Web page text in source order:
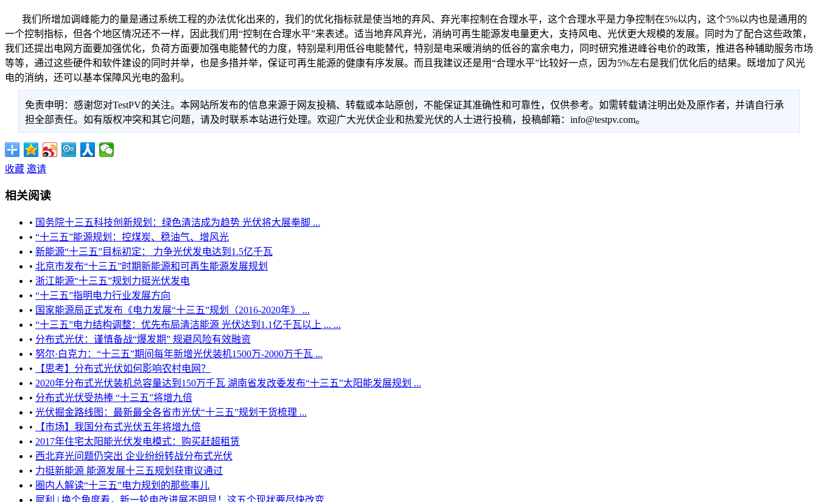
我们所增加调峰能力的量是通过系统工程的办法优化出来的，我们的优化指标就是使当地的弃风、弃光率控制在合理水平，这个合理水平是力争控制在5%以内，这个5%以内也是通用的
一个控制指标，但各个地区情况还不一样，因此我们用“控制在合理水平”来表述。适当地弃风弃光，消纳可再生能源发电量更大，支持风电、光伏更大规模的发展。同时为了配合这些政策，
我们还提出电网方面要加强优化，负荷方面要加强电能替代的力度，特别是利用低谷电能替代，特别是电采暖消纳的低谷的富余电力，同时研究推进峰谷电价的政策，推进各种辅助服务市场
等等，通过这些硬件和软件建设的同时并举，也是多措并举，保证可再生能源的健康有序发展。而且我建议还是用“合理水平”比较好一点，因为5%左右是我们优化后的结果。既增加了风光
电的消纳，还可以基本保障风光电的盈利。
免责申明：感谢您对TestPV的关注。本网站所发布的信息来源于网友投稿、转载或本站原创，不能保证其准确性和可靠性，仅供参考。如需转载请注明出处及原作者，并请自行承
担全部责任。如有版权冲突和其它问题，请及时联系本站进行处理。欢迎广大光伏企业和热爱光伏的人士进行投稿，投稿邮箱：info@testpv.com。
收藏 邀请
相关阅读
• 国务院十三五科技创新规划：绿色清洁成为趋势 光伏将大展拳脚 ...
• “十三五”能源规划：控煤炭、稳油气、增风光
• 新能源“十三五”目标初定： 力争光伏发电达到1.5亿千瓦
• 北京市发布“十三五”时期新能源和可再生能源发展规划
• 浙江能源“十三五”规划力挺光伏发电
• “十三五”指明电力行业发展方向
• 国家能源局正式发布《电力发展“十三五”规划（2016-2020年》 ...
• “十三五”电力结构调整：优先布局清洁能源 光伏达到1.1亿千瓦以上 ... ...
• 分布式光伏：谨慎备战“爆发期” 规避风险有效融资
• 努尔·白克力：“十三五”期间每年新增光伏装机1500万-2000万千瓦 ...
•
【思考】分布式光伏如何影响农村电网？
• 2020年分布式光伏装机总容量达到150万千瓦 湖南省发改委发布“十三五”太阳能发展规划 ...
• 分布式光伏受热捧 “十三五”将增九倍
• 光伏掘金路线图：最新最全各省市光伏“十三五”规划干货梳理 ...
•
【市场】我国分布式光伏五年将增九倍
• 2017年住宅太阳能光伏发电模式：购买赶超租赁
• 西北弃光问题仍突出 企业纷纷转战分布式光伏
• 力挺新能源 能源发展十三五规划获审议通过
• 圈内人解读“十三五”电力规划的那些事儿